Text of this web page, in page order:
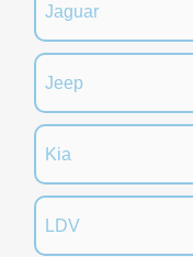
Jaguar
Jeep
Kia
LDV